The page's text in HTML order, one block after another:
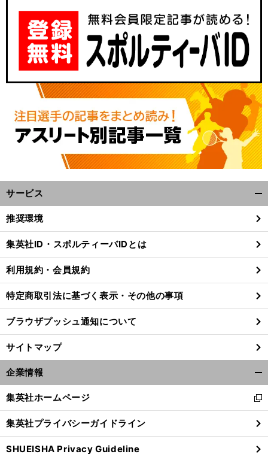
サービス
閉
る
推奨環境
集英社ID・スポルティーバIDとは
利用規約・会員規約
特定商取引法に基づく表示・その他の事項
ブラウザプッシュ通知について
サイトマップ
企業情報
閉
る
集英社ホームページ
新
し
い
ウ
ィ
集英社プライバシーガイドライン
SHUEISHA Privacy Guideline